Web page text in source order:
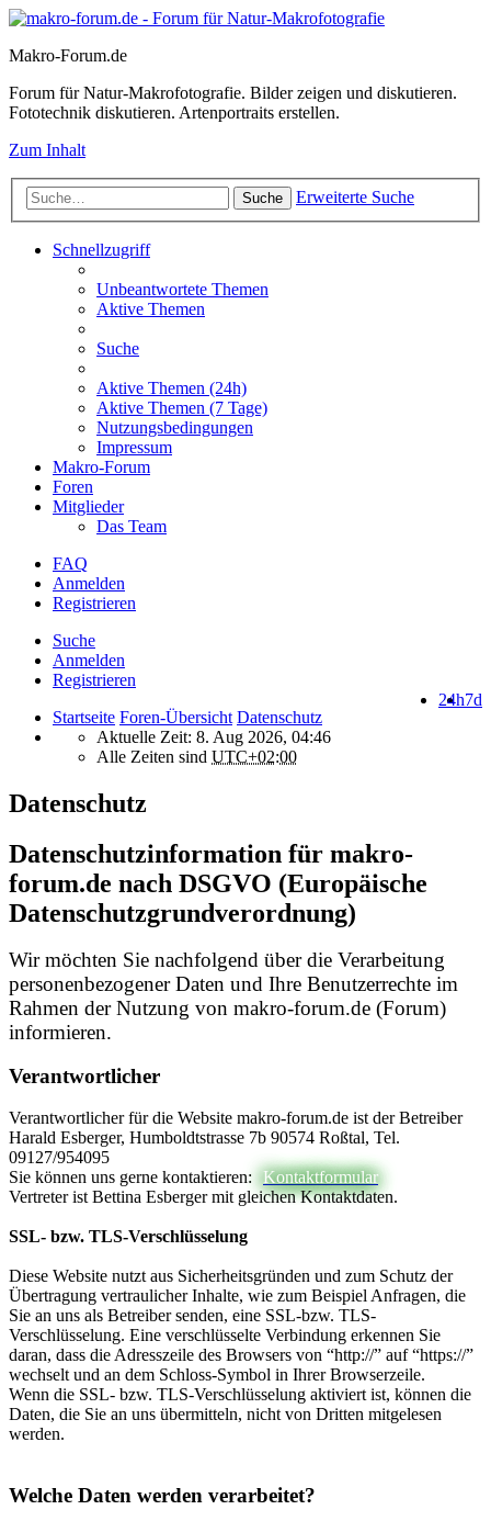
Makro-Forum.de
Forum für Natur-Makrofotografie. Bilder zeigen und diskutieren.
Fototechnik diskutieren. Artenportraits erstellen.
Zum Inhalt
Suche Erweiterte Suche
Schnellzugriff
Unbeantwortete Themen
Aktive Themen
Suche
Aktive Themen (24h)
Aktive Themen (7 Tage)
Nutzungsbedingungen
Impressum
Makro-Forum
Foren
Mitglieder
Das Team
FAQ
Anmelden
Registrieren
Suche
Anmelden
Registrieren
7d
24h
Startseite Foren-Übersicht Datenschutz
Aktuelle Zeit: 8. Aug 2026, 04:46
Alle Zeiten sind UTC+02:00
Datenschutz
Datenschutzinformation für makro-
forum.de nach DSGVO (Europäische
Datenschutzgrundverordnung)
Wir möchten Sie nachfolgend über die Verarbeitung
personenbezogener Daten und Ihre Benutzerrechte im
Rahmen der Nutzung von makro-forum.de (Forum)
informieren.
Verantwortlicher
Verantwortlicher für die Website makro-forum.de ist der Betreiber
Harald Esberger, Humboldtstrasse 7b 90574 Roßtal, Tel.
09127/954095
Sie können uns gerne kontaktieren:
Kontaktformular
Vertreter ist Bettina Esberger mit gleichen Kontaktdaten.
SSL- bzw. TLS-Verschlüsselung
Diese Website nutzt aus Sicherheitsgründen und zum Schutz der
Übertragung vertraulicher Inhalte, wie zum Beispiel Anfragen, die
Sie an uns als Betreiber senden, eine SSL-bzw. TLS-
Verschlüsselung. Eine verschlüsselte Verbindung erkennen Sie
daran, dass die Adresszeile des Browsers von “http://” auf “https://”
wechselt und an dem Schloss-Symbol in Ihrer Browserzeile.
Wenn die SSL- bzw. TLS-Verschlüsselung aktiviert ist, können die
Daten, die Sie an uns übermitteln, nicht von Dritten mitgelesen
werden.
Welche Daten werden verarbeitet?